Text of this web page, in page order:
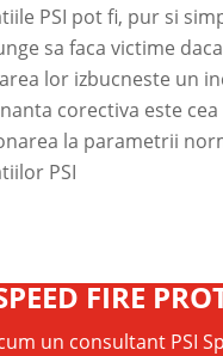
PSI pot fi, pur si
sa faca victime
lor izbucneste un
corectiva este
la parametrii
PSI
FIRE
un consultant PSI